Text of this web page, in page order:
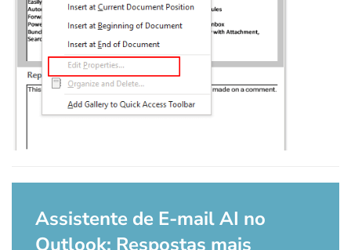
Assistente de E-mail AI no
Outlook: Respostas mais